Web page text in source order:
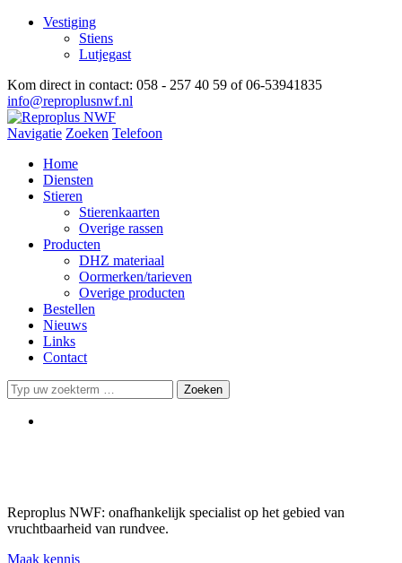
Vestiging
Stiens
Lutjegast
Kom direct in contact: 058 - 257 40 59 of 06-53941835
info@reproplusnwf.nl
Navigatie Zoeken Telefoon
Home
Diensten
Stieren
Stierenkaarten
Overige rassen
Producten
DHZ materiaal
Oormerken/tarieven
Overige producten
Bestellen
Nieuws
Links
Contact
Reproplus NWF: onafhankelijk specialist op het gebied van
vruchtbaarheid van rundvee.
Maak kennis